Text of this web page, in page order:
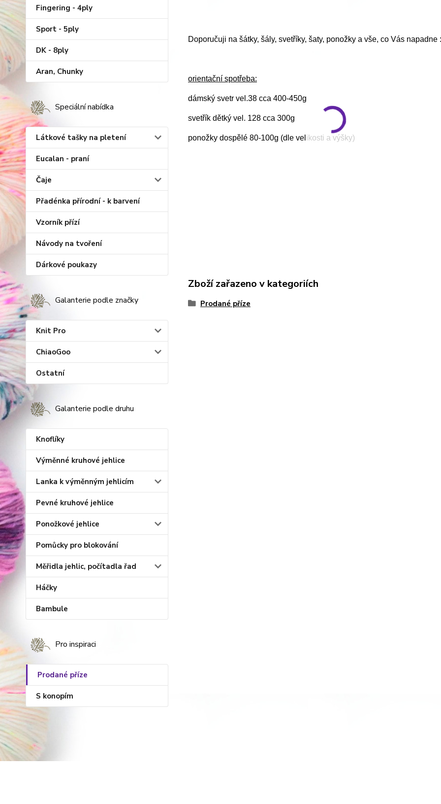
Fingering - 4ply
Sport - 5ply
DK - 8ply
Aran, Chunky
Speciální nabídka
Látkové tašky na pletení
Eucalan - praní
Čaje
Přadénka přírodní - k barvení
Vzorník přízí
Návody na tvoření
Dárkové poukazy
Galanterie podle značky
Knit Pro
ChiaoGoo
Ostatní
Galanterie podle druhu
Knoflíky
Výměnné kruhové jehlice
Lanka k výměnným jehlicím
Pevné kruhové jehlice
Ponožkové jehlice
Pomůcky pro blokování
Měřidla jehlic, počítadla řad
Háčky
Bambule
Pro inspiraci
Prodané příze
S konopím
Doporučuji na šátky, šály, svetříky, šaty, ponožky a vše, co Vás napadne
orientační spotřeba:
dámský svetr vel.38 cca 400-450g
svetřík dětký vel. 128 cca 300g
ponožky dospělé 80-100g (dle velikosti a výšky)
Zboží zařazeno v kategoriích
Prodané příze